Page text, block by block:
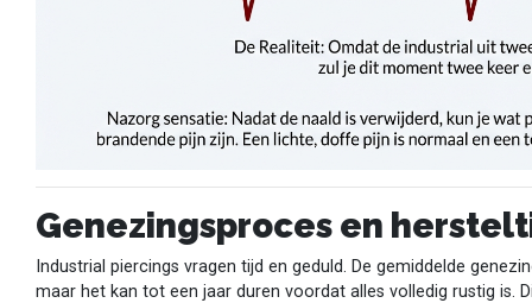
Genezingsproces en
Industrial piercings vragen tijd en geduld. De gemiddelde
maar het kan tot een jaar duren voordat alles volledig rustig is.